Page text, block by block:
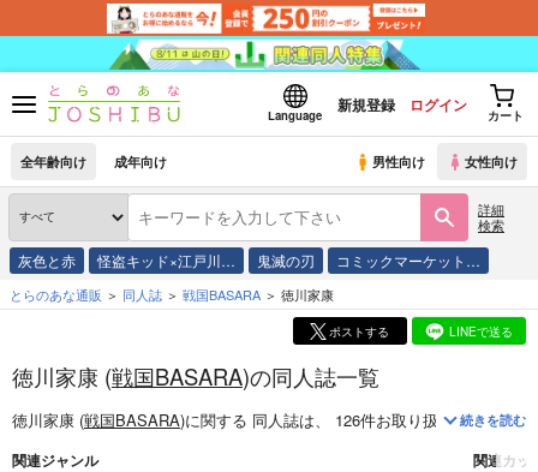
Language
新規登録 ログイン
カート
全年齢向け 成年向け 男性向け 女性向け
詳細
検索
灰色と赤 怪盗キッド×江戸川… 鬼滅の刃 コミックマーケット…
とらのあな通販 同人誌 戦国BASARA 徳川家康
ポストする LINEで送る
徳川家康 (戦国BASARA)の同人誌一覧
徳川家康 (戦国BASARA)に関する 同人誌は、 126件お取り扱いがござい
続きを読む
関連ジャンル 関連カッ